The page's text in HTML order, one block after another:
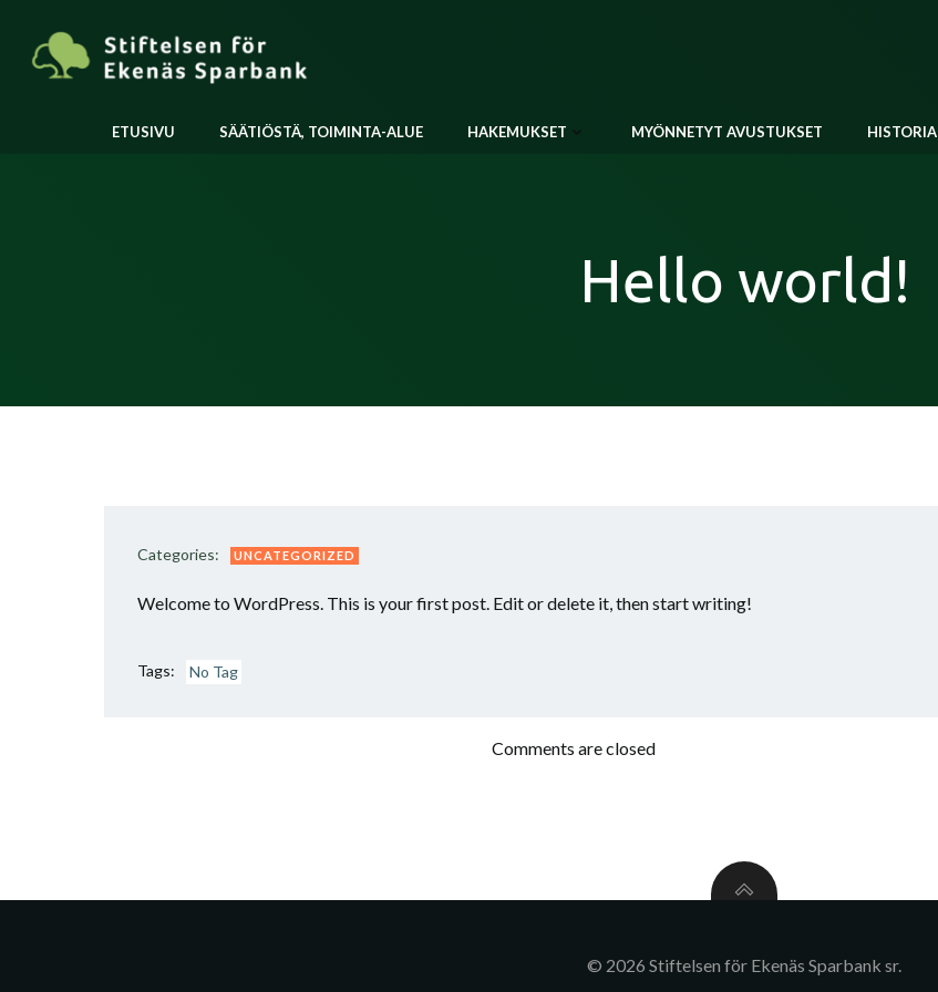
content
ETUSIVU SÄÄTIÖSTÄ, TOIMINTA-ALUE HAKEMUKSET MYÖNNETYT AVUSTUKSET HISTORIA
Hello world!
Categories: UNCATEGORIZED
Welcome to WordPress. This is your first post. Edit or delete it, then start writing!
Tags: No Tag
Comments are closed
© 2026 Stiftelsen för Ekenäs Sparbank sr.